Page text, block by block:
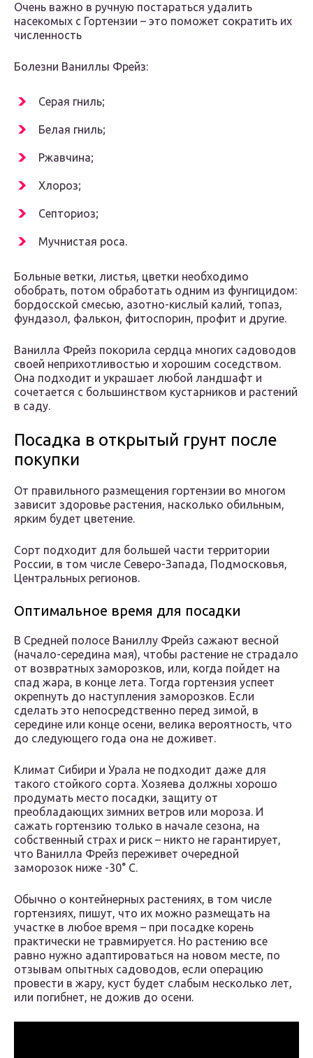
Очень важно в ручную постараться удалить
насекомых с Гортензии – это поможет сократить их
численность
Болезни Ваниллы Фрейз:
Серая гниль;
Белая гниль;
Ржавчина;
Хлороз;
Септориоз;
Мучнистая роса.
Больные ветки, листья, цветки необходимо
обобрать, потом обработать одним из фунгицидом:
бордосской смесью, азотно-кислый калий, топаз,
фундазол, фалькон, фитоспорин, профит и другие.
Ванилла Фрейз покорила сердца многих садоводов
своей неприхотливостью и хорошим соседством.
Она подходит и украшает любой ландшафт и
сочетается с большинством кустарников и растений
в саду.
Посадка в открытый грунт после
покупки
От правильного размещения гортензии во многом
зависит здоровье растения, насколько обильным,
ярким будет цветение.
Сорт подходит для большей части территории
России, в том числе Северо-Запада, Подмосковья,
Центральных регионов.
Оптимальное время для посадки
В Средней полосе Ваниллу Фрейз сажают весной
(начало-середина мая), чтобы растение не страдало
от возвратных заморозков, или, когда пойдет на
спад жара, в конце лета. Тогда гортензия успеет
окрепнуть до наступления заморозков. Если
сделать это непосредственно перед зимой, в
середине или конце осени, велика вероятность, что
до следующего года она не доживет.
Климат Сибири и Урала не подходит даже для
такого стойкого сорта. Хозяева должны хорошо
продумать место посадки, защиту от
преобладающих зимних ветров или мороза. И
сажать гортензию только в начале сезона, на
собственный страх и риск – никто не гарантирует,
что Ванилла Фрейз переживет очередной
заморозок ниже -30° С.
Обычно о контейнерных растениях, в том числе
гортензиях, пишут, что их можно размещать на
участке в любое время – при посадке корень
практически не травмируется. Но растению все
равно нужно адаптироваться на новом месте, по
отзывам опытных садоводов, если операцию
провести в жару, куст будет слабым несколько лет,
или погибнет, не дожив до осени.